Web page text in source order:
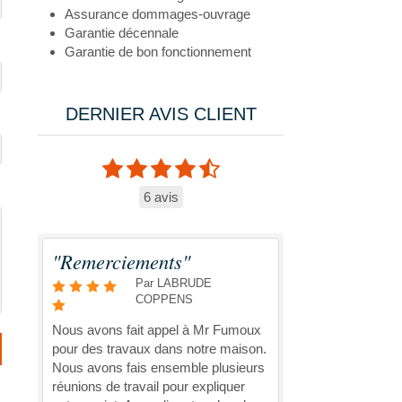
Assurance dommages-ouvrage
Garantie décennale
Garantie de bon fonctionnement
DERNIER AVIS CLIENT
6 avis
"Remerciements"
Par LABRUDE
COPPENS
Nous avons fait appel à Mr Fumoux
pour des travaux dans notre maison.
Nous avons fais ensemble plusieurs
réunions de travail pour expliquer